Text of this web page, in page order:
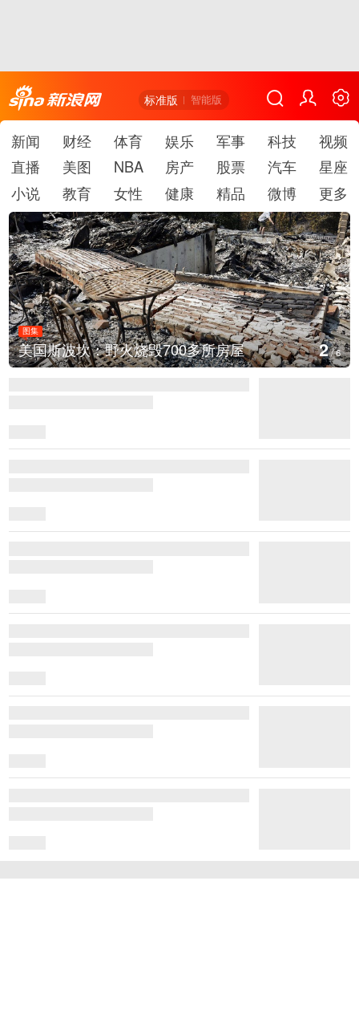
标准版 智能版
新闻 财经 体育 娱乐 军事 科技
视频
直播
美图 NBA 房产 股票 汽车
星座
小说
教育 女性 健康 精品 微博 更多
图集
叙利亚：大马士革发生爆炸 3/6